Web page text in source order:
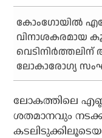
കോംഗോയില്‍
വിനാശകരമായ
ലോകാരോഗ്യ
ലോകത്തിലെ
ശതമാനവും